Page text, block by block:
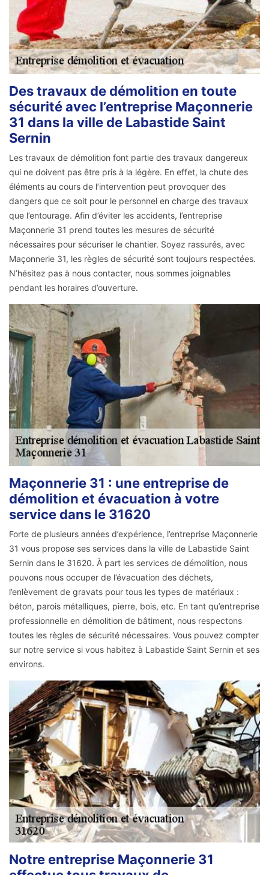
Des travaux de démolition en toute
sécurité avec l’entreprise Maçonnerie
31 dans la ville de Labastide Saint
Sernin
Les travaux de démolition font partie des travaux dangereux
qui ne doivent pas être pris à la légère. En effet, la chute des
éléments au cours de l’intervention peut provoquer des
dangers que ce soit pour le personnel en charge des travaux
que l’entourage. Afin d’éviter les accidents, l’entreprise
Maçonnerie 31 prend toutes les mesures de sécurité
nécessaires pour sécuriser le chantier. Soyez rassurés, avec
Maçonnerie 31, les règles de sécurité sont toujours respectées.
N’hésitez pas à nous contacter, nous sommes joignables
pendant les horaires d’ouverture.
Maçonnerie 31 : une entreprise de
démolition et évacuation à votre
service dans le 31620
Forte de plusieurs années d’expérience, l’entreprise Maçonnerie
31 vous propose ses services dans la ville de Labastide Saint
Sernin dans le 31620. À part les services de démolition, nous
pouvons nous occuper de l’évacuation des déchets,
l’enlèvement de gravats pour tous les types de matériaux :
béton, parois métalliques, pierre, bois, etc. En tant qu’entreprise
professionnelle en démolition de bâtiment, nous respectons
toutes les règles de sécurité nécessaires. Vous pouvez compter
sur notre service si vous habitez à Labastide Saint Sernin et ses
environs.
Notre entreprise Maçonnerie 31